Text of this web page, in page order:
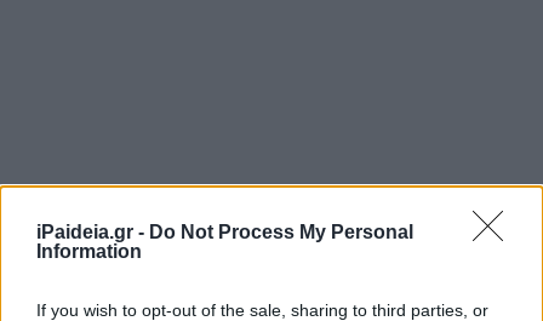
iPaideia.gr - Do Not Process My Personal
Information
If you wish to opt-out of the sale, sharing to third parties, or